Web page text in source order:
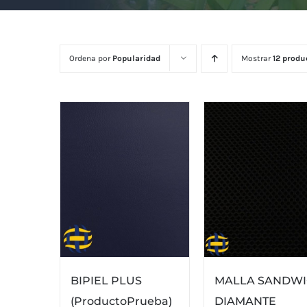
Ordena por Popularidad Mostrar12
BIPIEL PLUS
(ProductoPrueba)
MALLA
DIAMANTE